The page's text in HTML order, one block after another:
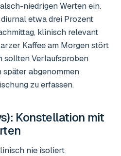
niedrigen Werten ein.
etwa drei Prozent
klinisch relevant
Kaffee am Morgen stört
sollten Verlaufsproben
später abgenommen
zu erfassen.
: Konstellation mit
nie isoliert